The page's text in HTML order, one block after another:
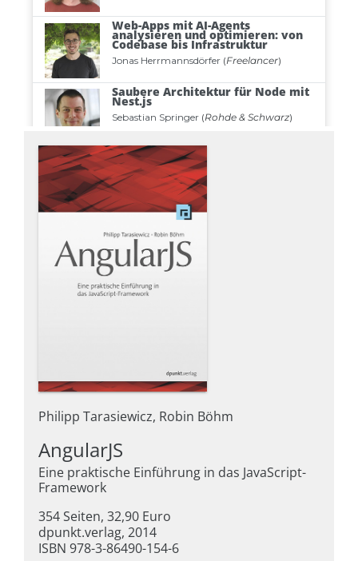
Philipp Tarasiewicz, Robin Böhm
AngularJS
Eine praktische Einführung in das JavaScript-
Framework
354 Seiten, 32,90 Euro
dpunkt.verlag, 2014
ISBN 978-3-86490-154-6